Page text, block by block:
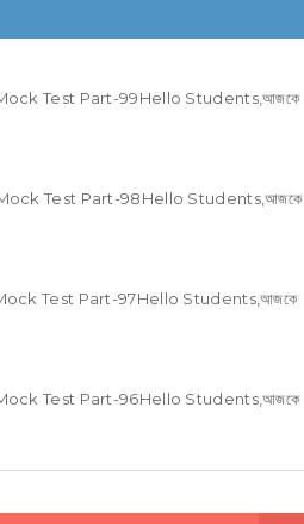
Test Part-99Hello Students,আজকে
Test Part-98Hello Students,আজকে
Test Part-97Hello Students,আজকে
Test Part-96Hello Students,আজকে